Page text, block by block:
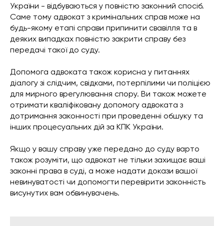
України - відбуваються у повністю законний спосіб.
Саме тому адвокат з кримінальних справ може на
будь-якому етапі справи припинити свавілля та в
деяких випадках повністю закрити справу без
передачі такої до суду.
Допомога адвоката також корисна у питаннях
діалогу зі слідчим, свідками, потерпілими чи поліцією
для мирного врегулювання спору. Ви також можете
отримати кваліфіковану допомогу адвоката з
дотримання законності при проведенні обшуку та
інших процесуальних дій за КПК України.
Якщо у вашу справу уже передано до суду варто
також розуміти, що адвокат не тільки захищає ваші
законні права в суді, а може надати докази вашої
невинуватості чи допомогти перевірити законність
висунутих вам обвинувачень.